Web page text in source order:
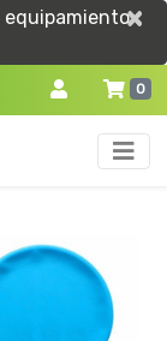
equipamiento×
×
0